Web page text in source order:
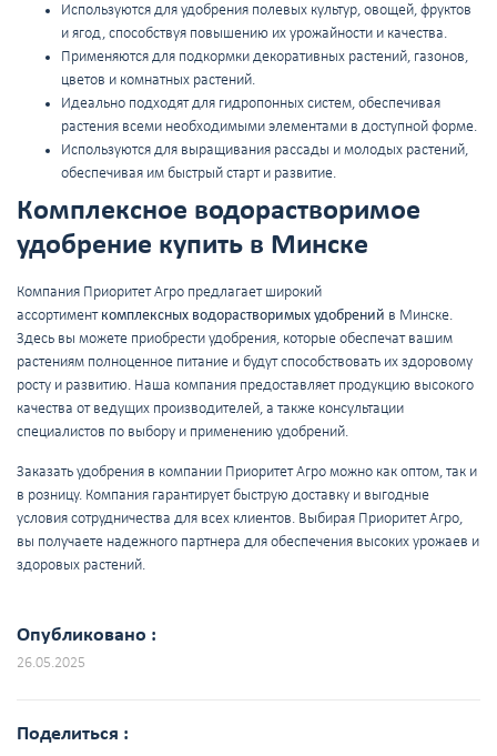
Опубликовано :
26.05.2025
Поделиться :
Используются для удобрения полевых культур, овощей, фруктов
и ягод, способствуя повышению их урожайности и качества.
Применяются для подкормки декоративных растений, газонов,
цветов и комнатных растений.
Идеально подходят для гидропонных систем, обеспечивая
растения всеми необходимыми элементами в доступной форме.
Используются для выращивания рассады и молодых растений,
обеспечивая им быстрый старт и развитие.
Комплексное водорастворимое
удобрение купить в Минске
Компания Приоритет Агро предлагает широкий
ассортимент комплексных водорастворимых удобрений в Минске.
Здесь вы можете приобрести удобрения, которые обеспечат вашим
растениям полноценное питание и будут способствовать их здоровому
росту и развитию. Наша компания предоставляет продукцию высокого
качества от ведущих производителей, а также консультации
специалистов по выбору и применению удобрений.
Заказать удобрения в компании Приоритет Агро можно как оптом, так и
в розницу. Компания гарантирует быструю доставку и выгодные
условия сотрудничества для всех клиентов. Выбирая Приоритет Агро,
вы получаете надежного партнера для обеспечения высоких урожаев и
здоровых растений.